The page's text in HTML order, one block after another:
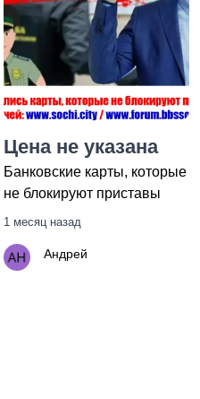
Искусство
Другое
Цена не указана
Банковские карты, которые
не блокируют приставы
1 месяц назад
Андрей